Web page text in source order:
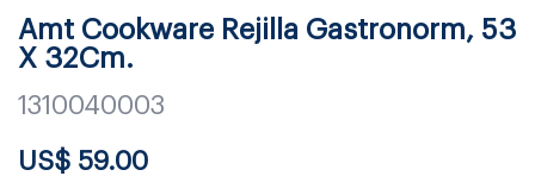
Amt Cookware Rejilla Gastronorm, 53
X 32Cm.
1310040003
US$ 59.00